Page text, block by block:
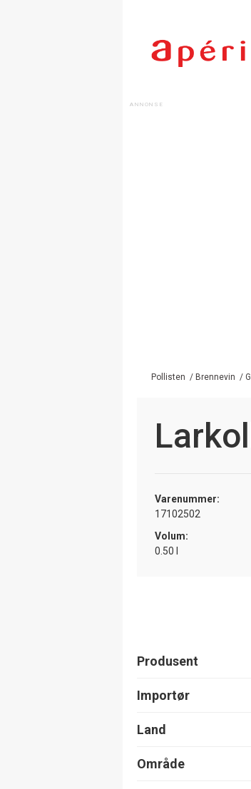
Pollisten / Brennevin /
Varenummer:
17102502
Volum:
0.50 l
Produsent
Importør
Land
Område